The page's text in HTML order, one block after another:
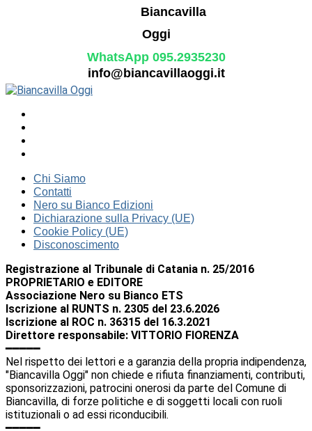
WhatsApp 095.2935230
info@biancavillaoggi.it
Chi Siamo
Contatti
Nero su Bianco Edizioni
Dichiarazione sulla Privacy (UE)
Cookie Policy (UE)
Disconoscimento
Registrazione al Tribunale di Catania n. 25/2016
PROPRIETARIO e EDITORE
Associazione Nero su Bianco ETS
Iscrizione al RUNTS n. 2305 del 23.6.2026
Iscrizione al ROC n. 36315 del 16.3.2021
Direttore responsabile: VITTORIO FIORENZA
━━━━━
Nel rispetto dei lettori e a garanzia della propria indipendenza,
"Biancavilla Oggi" non chiede e rifiuta finanziamenti, contributi,
sponsorizzazioni, patrocini onerosi da parte del Comune di
Biancavilla, di forze politiche e di soggetti locali con ruoli
istituzionali o ad essi riconducibili.
━━━━━